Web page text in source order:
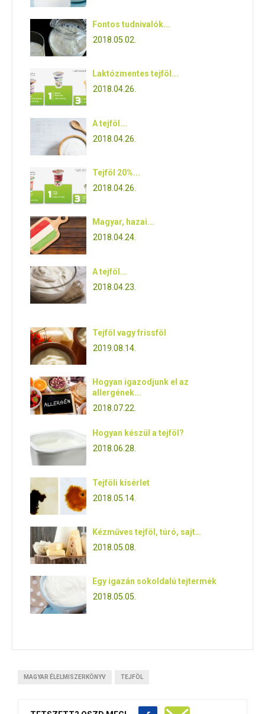
Fontos tudnivalók...
2018.05.02.
Laktózmentes tejföl...
2018.04.26.
A tejföl...
2018.04.26.
Tejföl 20%...
2018.04.26.
Magyar, hazai...
2018.04.24.
A tejföl...
2018.04.23.
Tejföl vagy frissföl
2019.08.14.
Hogyan igazodjunk el az
allergének...
2018.07.22.
Hogyan készül a tejföl?
2018.06.28.
Tejföli kísérlet
2018.05.14.
Kézműves tejföl, túró, sajt…
2018.05.08.
Egy igazán sokoldalú tejtermék
2018.05.05.
MAGYAR ÉLELMISZERKÖNYV TEJFÖL